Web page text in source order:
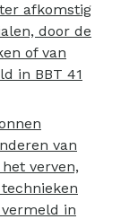
afkomstig
door de
of van
in BBT 41
van
verven,
in